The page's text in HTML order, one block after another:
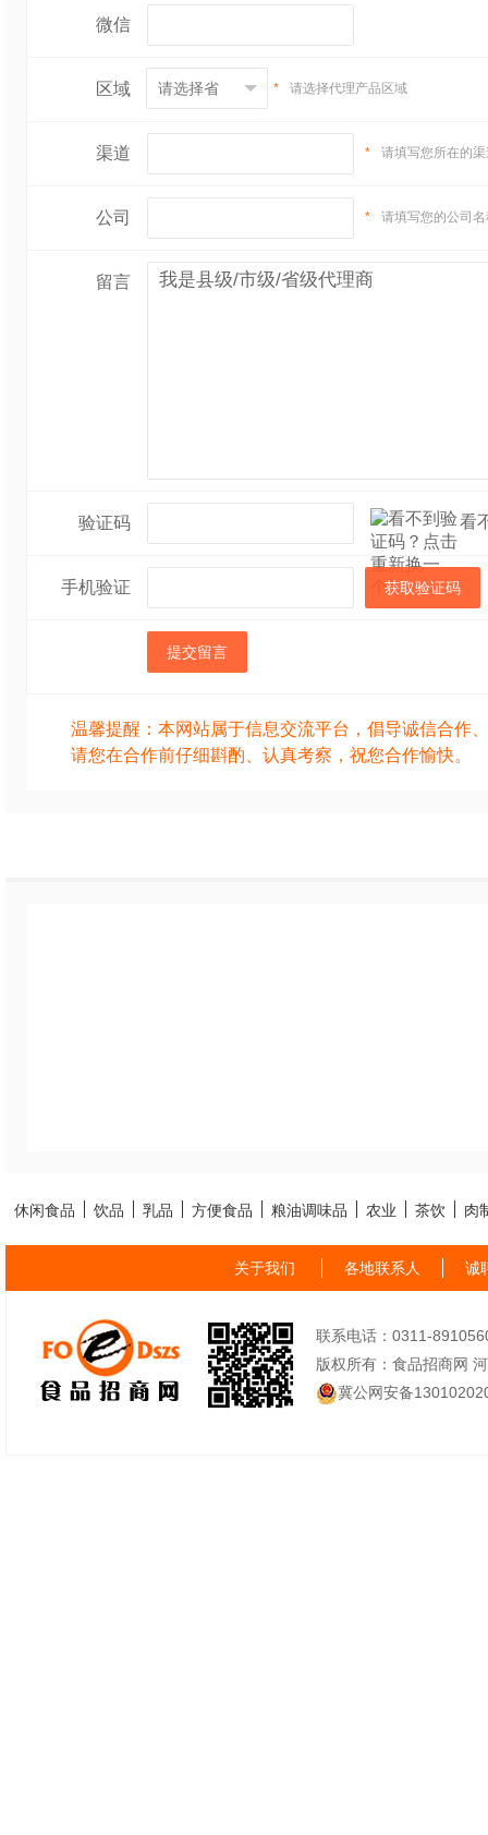
微信
区域 * 请选择代理产品区域
渠道 * 请填写您所在的
公司 * 请填写您的公司
留言
验证码 看
手机验证 获取验证码
提交留言
温馨提醒：本网站属于信息交流平台，倡导诚信合作
请您在合作前仔细斟酌、认真考察，祝您合作愉快。
休闲食品 饮品 乳品 方便食品 粮油调味品 农业 茶饮 肉
关于我们 各地联系人 诚
联系电话：0311-
版权所有：食品招商网
冀公网安备